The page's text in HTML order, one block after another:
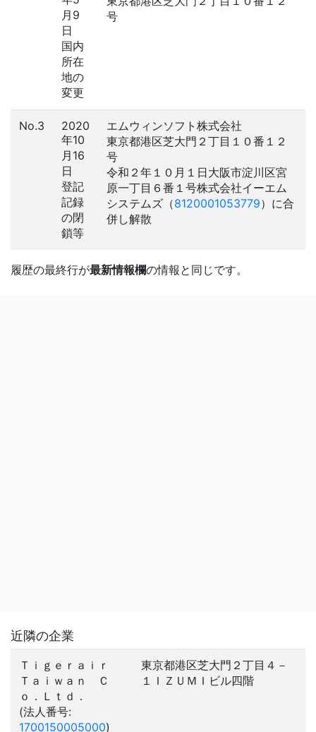
月9
日
国内
所在
地の
変更
号
No.3
2020
年10
月16
日
登記
記録
の閉
鎖等
エムウィンソフト株式会社
東京都港区芝大門２丁目１０番１２
号
令和２年１０月１日大阪市淀川区宮
原一丁目６番１号株式会社イーエム
システムズ（8120001053779）に合
併し解散
履歴の最終行が最新情報欄の情報と同じです。
近隣の企業
Ｔｉｇｅｒａｉｒ
Ｔａｉｗａｎ Ｃ
ｏ．Ｌｔｄ．
(法人番号:
1700150005000)
東京都港区芝大門２丁目４－
１ＩＺＵＭＩビル四階